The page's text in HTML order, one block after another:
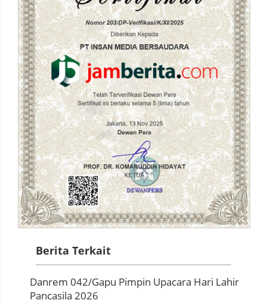
Berita Terkait
Danrem 042/Gapu Pimpin Upacara Hari Lahir
Pancasila 2026